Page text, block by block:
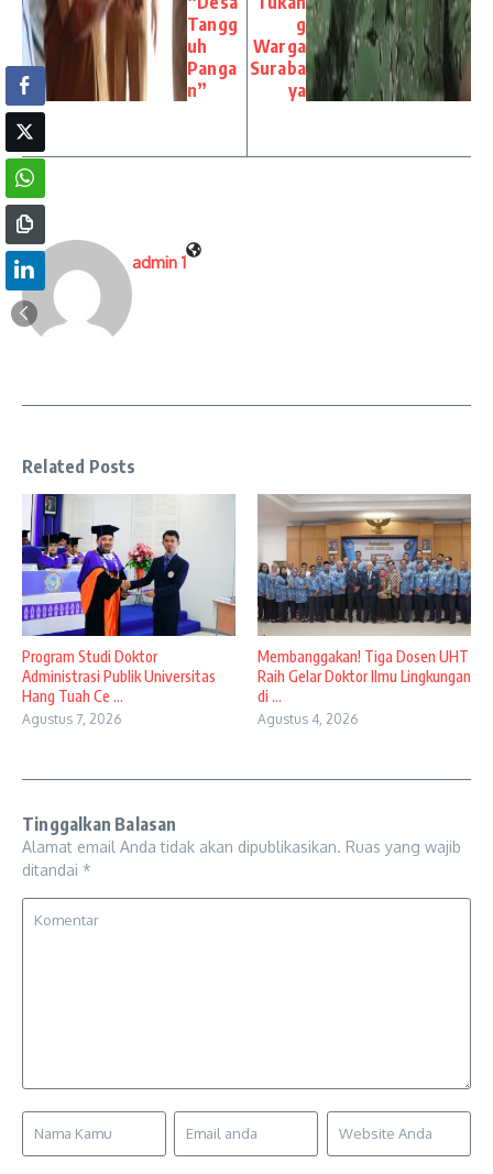
Tangg
uh
Panga
n”
g
Warga
Suraba
ya
admin 1
Related Posts
Program Studi Doktor
Administrasi Publik Universitas
Hang Tuah Ce ...
Agustus 7, 2026
Membanggakan! Tiga Dosen UHT
Raih Gelar Doktor Ilmu Lingkungan
di ...
Agustus 4, 2026
Tinggalkan Balasan
Alamat email Anda tidak akan dipublikasikan. Ruas yang wajib
ditandai *